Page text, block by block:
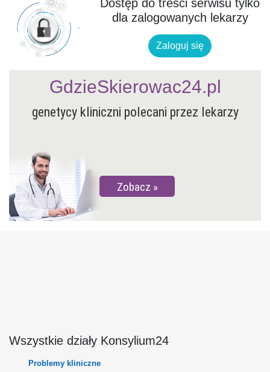
Dostęp do treści serwisu tylko
dla zalogowanych lekarzy
Zaloguj się
genetycy kliniczni polecani przez lekarzy
Zobacz
GdzieSkierowac24.pl
Wszystkie działy Konsylium24
Problemy kliniczne